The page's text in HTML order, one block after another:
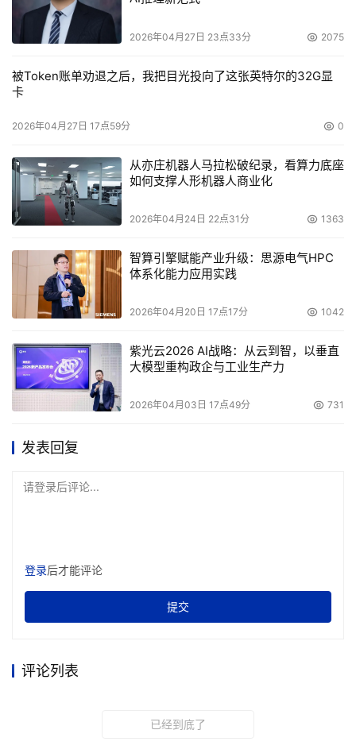
2026年04月27日 23点33分 2075
被Token账单劝退之后，我把目光投向了这张英特尔的32G显
卡
2026年04月27日 17点59分 0
从亦庄机器人马拉松破纪录，看算力底座
如何支撑人形机器人商业化
2026年04月24日 22点31分 1363
智算引擎赋能产业升级：思源电气HPC
体系化能力应用实践
2026年04月20日 17点17分 1042
紫光云2026 AI战略：从云到智，以垂直
大模型重构政企与工业生产力
2026年04月03日 17点49分 731
发表回复
请登录后评论...
登录后才能评论
提交
评论列表
已经到底了